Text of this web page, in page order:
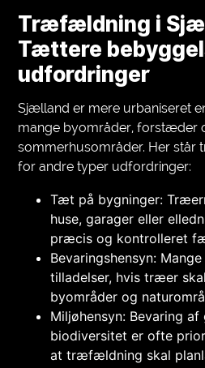
Træfældning i
Tættere
udfordringer
Sjælland er mere urbaniseret
mange byområder, forstæder
sommerhusområder. Her
for andre typer udfordringer:
Tæt på bygninger:
huse, garager eller
præcis og kontrolleret
Bevaringshensyn:
tilladelser, hvis træer
byområder og
Miljøhensyn: Bevaring
biodiversitet er ofte
at træfældning skal